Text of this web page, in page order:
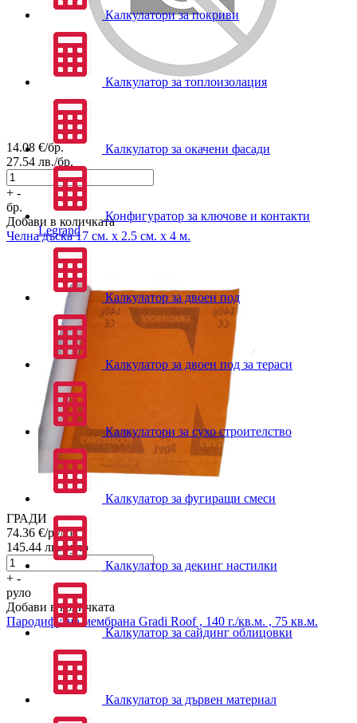
14.08 €/бр.
27.54 лв./бр.
+ -
бр.
Добави в количката
Челна дъска 17 см. x 2.5 см. x 4 м.
ГРАДИ
74.36 €/руло
145.44 лв./руло
+ -
руло
Добави в количката
Пародифузна мембрана Gradi Roof , 140 г./кв.м. , 75 кв.м.
Калкулатори за покриви
Калкулатор за топлоизолация
Калкулатор за окачени фасади
Конфигуратор за ключове и контакти
Legrand
Калкулатор за двоен под
Калкулатор за двоен под за тераси
Калкулатори за сухо строителство
Калкулатор за фугиращи смеси
Калкулатор за декинг настилки
Калкулатор за сайдинг облицовки
Калкулатор за дървен материал